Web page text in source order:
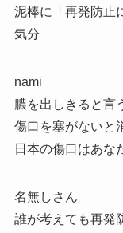
泥棒に「再発防止
気分
nami
膿を出しきると言
傷口を塞がないと
日本の傷口はあな
名無しさん
誰が考えても再発